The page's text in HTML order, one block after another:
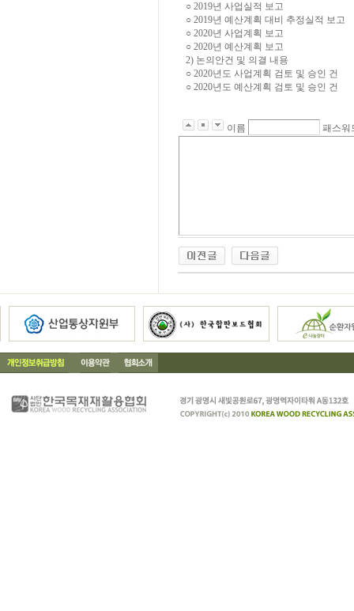
○ 2019년 사업실적 보고
○ 2019년 예산계획 대비 추정실적 보고
○ 2020년 사업계획 보고
○ 2020년 예산계획 보고
2) 논의안건 및 의결 내용
○ 2020년도 사업계획 검토 및 승인 건
○ 2020년도 예산계획 검토 및 승인 건
이름 패스